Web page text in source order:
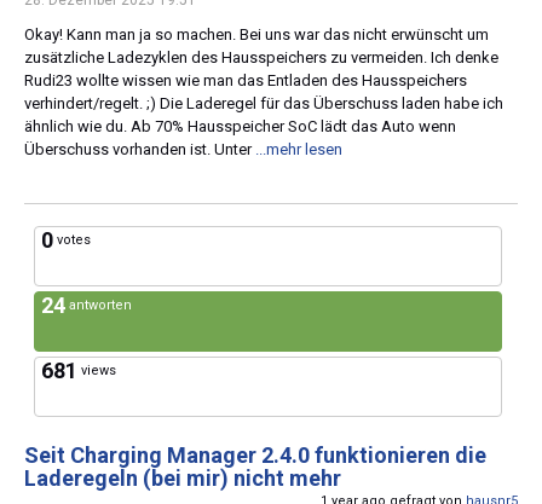
Okay! Kann man ja so machen. Bei uns war das nicht erwünscht um
zusätzliche Ladezyklen des Hausspeichers zu vermeiden. Ich denke
Rudi23 wollte wissen wie man das Entladen des Hausspeichers
verhindert/regelt. ;) Die Laderegel für das Überschuss laden habe ich
ähnlich wie du. Ab 70% Hausspeicher SoC lädt das Auto wenn
Überschuss vorhanden ist. Unter
...mehr lesen
0 votes
24 antworten
681 views
Seit Charging Manager 2.4.0 funktionieren die
Laderegeln (bei mir) nicht mehr
1 year ago gefragt von hausnr5